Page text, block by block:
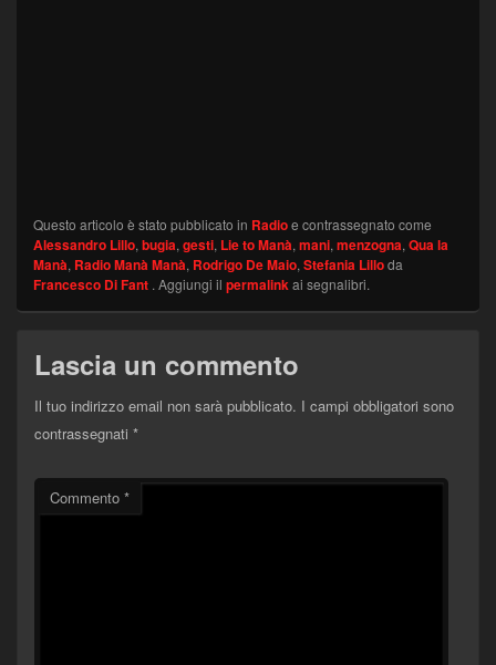
Questo articolo è stato pubblicato in Radioe contrassegnato come
Alessandro Lillo, bugia, gesti, Lie to Manà, mani, menzogna, Qua la
Manà, Radio Manà Manà, Rodrigo De Maio, Stefania Lilloda
Francesco Di Fant . Aggiungi il permalinkai segnalibri.
Lascia un commento
Il tuo indirizzo email non sarà pubblicato. I campi obbligatori sono
contrassegnati *
Commento *